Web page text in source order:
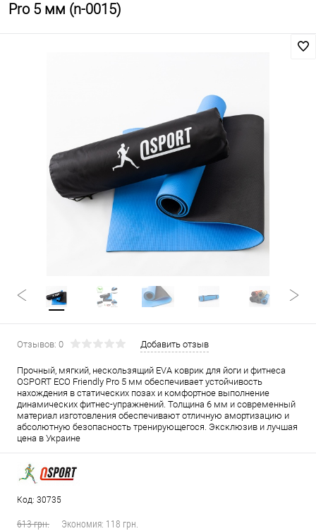
Pro 5 мм (n-0015)
Отзывов: 0 Добавить отзыв
Прочный, мягкий, нескользящий EVA коврик для йоги и фитнеса
OSPORT ECO Friendly Pro 5 мм обеспечивает устойчивость
нахождения в статических позах и комфортное выполнение
динамических фитнес-упражнений. Толщина 6 мм и современный
материал изготовления обеспечивают отличную амортизацию и
абсолютную безопасность тренирующегося. Эксклюзив и лучшая
цена в Украине
Код: 30735
613 грн. Экономия: 118 грн.